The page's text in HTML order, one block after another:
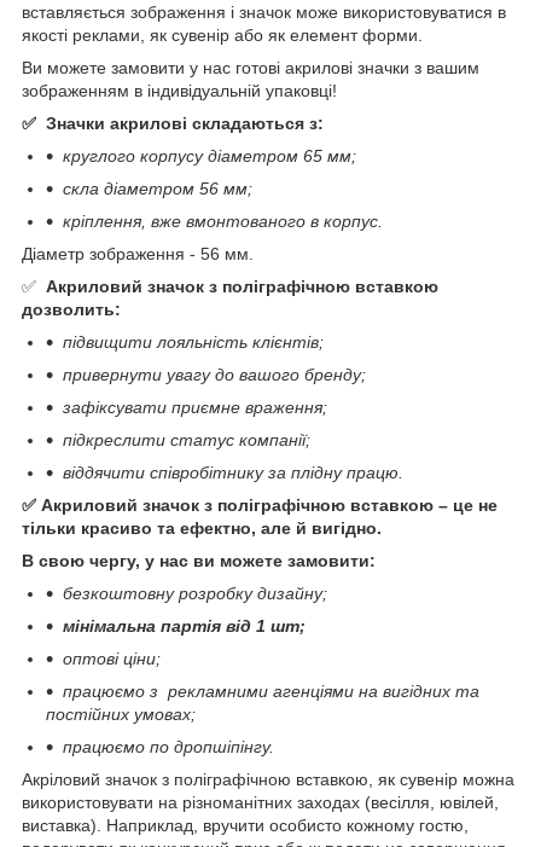
вставляється зображення і значок може використовуватися в
якості реклами, як сувенір або як елемент форми.
Ви можете замовити у нас готові акрилові значки з вашим
зображенням в індивідуальній упаковці!
✅ Значки акрилові складаються з:
круглого корпусу діаметром 65 мм;
скла діаметром 56 мм;
кріплення, вже вмонтованого в корпус.
Діаметр зображення - 56 мм.
✅ Акриловий значок з поліграфічною вставкою
дозволить:
підвищити лояльність клієнтів;
привернути увагу до вашого бренду;
зафіксувати приємне враження;
підкреслити статус компанії;
віддячити співробітнику за плідну працю.
✅ Акриловий значок з поліграфічною вставкою – це не
тільки красиво та ефектно, але й вигідно.
В свою чергу, у нас ви можете замовити:
безкоштовну розробку дизайну;
мінімальна партія від 1 шт;
оптові ціни;
працюємо з рекламними агенціями на вигідних та
постійних умовах;
працюємо по дропшіпінгу.
Акріловий значок з поліграфічною вставкою, як сувенір можна
використовувати на різноманітних заходах (весілля, ювілей,
виставка). Наприклад, вручити особисто кожному гостю,